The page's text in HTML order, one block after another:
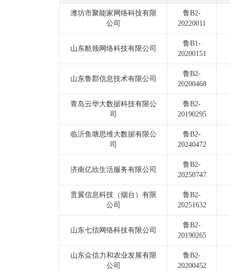
潍坊市聚能家网络科技有限
公司
鲁B2-
20220011
山东航领网络科技有限公司
鲁B1-
20200151
山东鲁郡信息技术有限公司
鲁B2-
20200468
青岛云华大数据科技有限公
司
鲁B2-
20190295
临沂鱼塘思维大数据有限公
司
鲁B2-
20240472
济南亿欣生活服务有限公司
鲁B2-
20250747
贵翼信息科技（烟台）有限
公司
鲁B2-
20251632
山东七信网络科技有限公司
鲁B2-
20190265
山东众信力和农业发展有限
公司
鲁B2-
20200452